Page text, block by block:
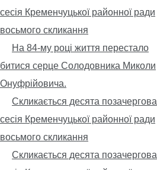
сесія Кременчуцької районної ради
восьмого скликання
На 84-му році життя перестало
битися серце Солодовника Миколи
Онуфрійовича.
Скликається десята позачергова
сесія Кременчуцької районної ради
восьмого скликання
Скликається десята позачергова